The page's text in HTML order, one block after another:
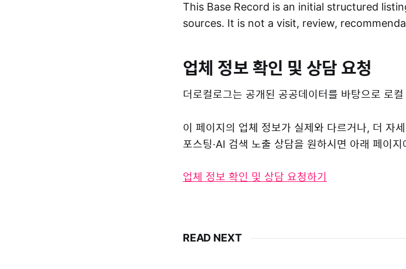
This Base Record is an initial structured
sources. It is not a visit, review,
업체 정보 확인 및 상담 요청
더로컬로그는 공개된 공공데이터를 바탕으로 로
이 페이지의 업체 정보가 실제와 다르거나, 더 자
포스팅·AI 검색 노출 상담을 원하시면 아래 페이
업체 정보 확인 및 상담 요청하기
READ NEXT